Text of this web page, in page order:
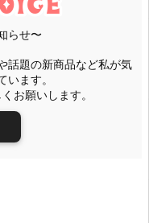
らせ〜
話題の新商品など私が気
います。
お願いします。